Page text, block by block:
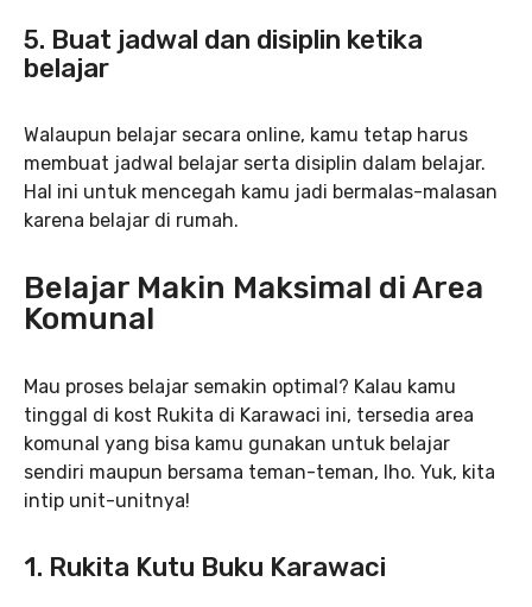
5. Buat jadwal dan disiplin ketika
belajar
Walaupun belajar secara online, kamu tetap harus
membuat jadwal belajar serta disiplin dalam belajar.
Hal ini untuk mencegah kamu jadi bermalas-malasan
karena belajar di rumah.
Belajar Makin Maksimal di Area
Komunal
Mau proses belajar semakin optimal? Kalau kamu
tinggal di kost Rukita di Karawaci ini, tersedia area
komunal yang bisa kamu gunakan untuk belajar
sendiri maupun bersama teman-teman, lho. Yuk, kita
intip unit-unitnya!
1. Rukita Kutu Buku Karawaci